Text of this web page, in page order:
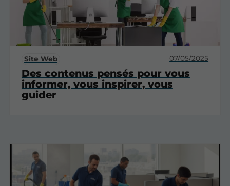
Site Web 07/05/2025
Des contenus pensés pour vous
informer, vous inspirer, vous
guider